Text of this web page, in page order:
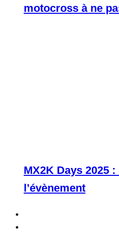
motocross à ne
MX2K Days 2025
l’évènement